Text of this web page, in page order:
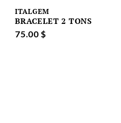
ITALGEM
BRACELET 2 TONS
75.00 $